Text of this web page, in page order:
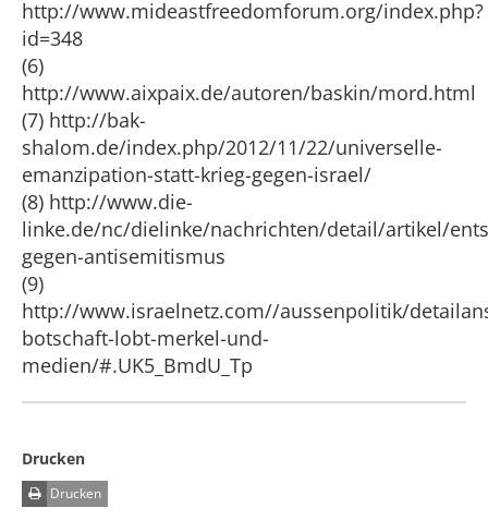
http://www.mideastfreedomforum.org/index.php?
id=348
(6)
http://www.aixpaix.de/autoren/baskin/mord.html
(7) http://bak-
shalom.de/index.php/2012/11/22/universelle-
emanzipation-statt-krieg-gegen-israel/
(8) http://www.die-
linke.de/nc/dielinke/nachrichten/detail/artikel/
gegen-antisemitismus
(9)
http://www.israelnetz.com//aussenpolitik/
botschaft-lobt-merkel-und-
medien/#.UK5_BmdU_Tp
Drucken
Drucken